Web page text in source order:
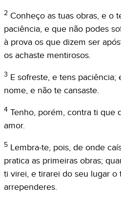
2 Conheço as tuas obras, e o
paciência, e que não podes
à prova os que dizem ser
os achaste mentirosos.
3 E sofreste, e tens paciência;
nome, e não te cansaste.
4 Tenho, porém, contra ti que
amor.
5 Lembra-te, pois, de onde
pratica as primeiras obras;
ti virei, e tirarei do seu lugar o
arrependeres.